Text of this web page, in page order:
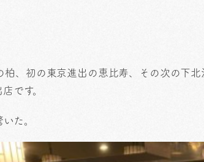
柏、初の東京進出の恵比寿、その次の下
です。
た。